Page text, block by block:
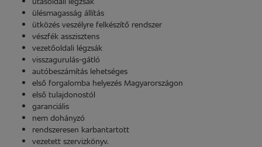
ülésmagasság állítás
ütközés veszélyre felkészítő rendszer
vészfék asszisztens
vezetőoldali légzsák
visszagurulás-gátló
autóbeszámítás lehetséges
első forgalomba helyezés Magyarországon
első tulajdonostól
garanciális
nem dohányzó
rendszeresen karbantartott
vezetett szervizkönyv.